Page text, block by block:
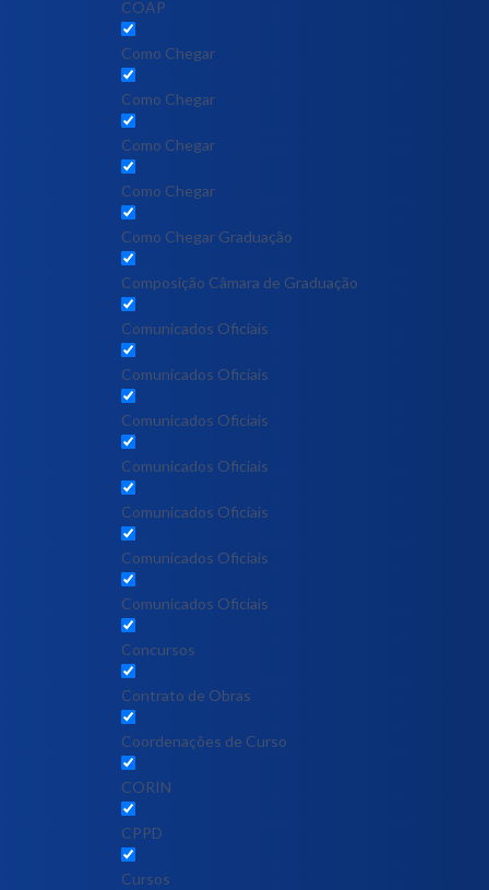
COAP
Como Chegar
Como Chegar
Como Chegar
Como Chegar
Como Chegar Graduação
Composição Câmara de Graduação
Comunicados Oficiais
Comunicados Oficiais
Comunicados Oficiais
Comunicados Oficiais
Comunicados Oficiais
Comunicados Oficiais
Comunicados Oficiais
Concursos
Contrato de Obras
Coordenações de Curso
CORIN
CPPD
Cursos